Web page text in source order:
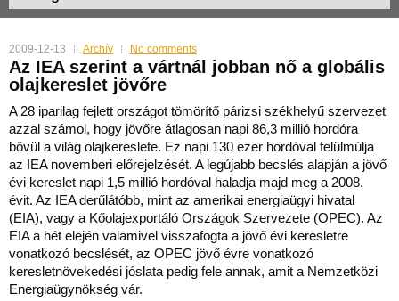
2009-12-13 Archív No comments
Az IEA szerint a vártnál jobban nő a globális
olajkereslet jövőre
A 28 iparilag fejlett országot tömörítő párizsi székhelyű szervezet
azzal számol, hogy jövőre átlagosan napi 86,3 millió hordóra
bővül a világ olajkereslete. Ez napi 130 ezer hordóval felülmúlja
az IEA novemberi előrejelzését. A legújabb becslés alapján a jövő
évi kereslet napi 1,5 millió hordóval haladja majd meg a 2008.
évit. Az IEA derűlátóbb, mint az amerikai energiaügyi hivatal
(EIA), vagy a Kőolajexportáló Országok Szervezete (OPEC). Az
EIA a hét elején valamivel visszafogta a jövő évi keresletre
vonatkozó becslését, az OPEC jövő évre vonatkozó
keresletnövekedési jóslata pedig fele annak, amit a Nemzetközi
Energiaügynökség vár.